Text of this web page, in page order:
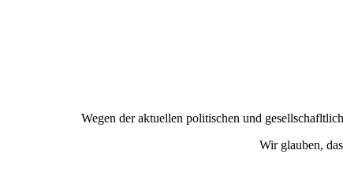
Wegen der aktuellen politischen und
Wir glauben,